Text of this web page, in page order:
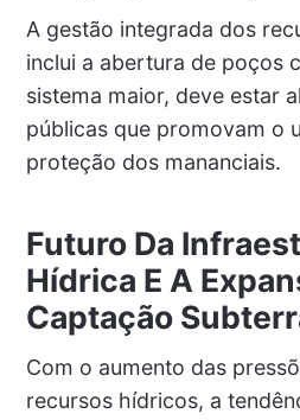
A gestão integrada dos
inclui a abertura de poços
sistema maior, deve estar
públicas que promovam o
proteção dos mananciais.
Futuro Da
Hídrica E A
Captação
Com o aumento das
recursos hídricos, a